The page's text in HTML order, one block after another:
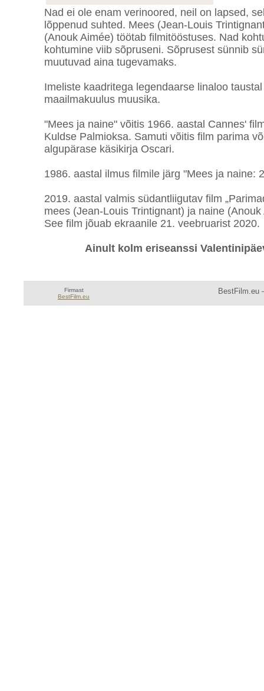
Nad ei ole enam verinoored, neil on lapsed,
lõppenud suhted. Mees (Jean-Louis
(Anouk Aimée) töötab filmitööstuses. Nad
kohtumine viib sõpruseni. Sõprusest sünnib
muutuvad aina tugevamaks.
Imeliste kaadritega legendaarse linaloo
maailmakuulus muusika.
"Mees ja naine" võitis 1966. aastal Cannes'
Kuldse Palmioksa. Samuti võitis film parima
algupärase käsikirja Oscari.
1986. aastal ilmus filmile järg "Mees ja naine:
2019. aastal valmis südantliigutav film
mees (Jean-Louis Trintignant) ja naine
See film jõuab ekraanile 21. veebruarist 2020.
Ainult kolm eriseanssi
Firmast
BestFilm.eu
BestFilm.eu